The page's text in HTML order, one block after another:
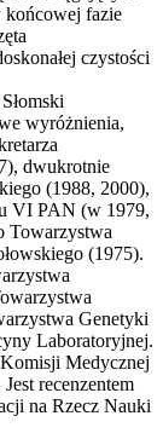
końcowej fazie
czystości
wyróżnienia,
dwukrotnie
(1988, 2000),
VI PAN (w 1979,
Towarzystwa
(1975).
Genetyki
Laboratoryjnej.
Medycznej
recenzentem
na Rzecz Nauki